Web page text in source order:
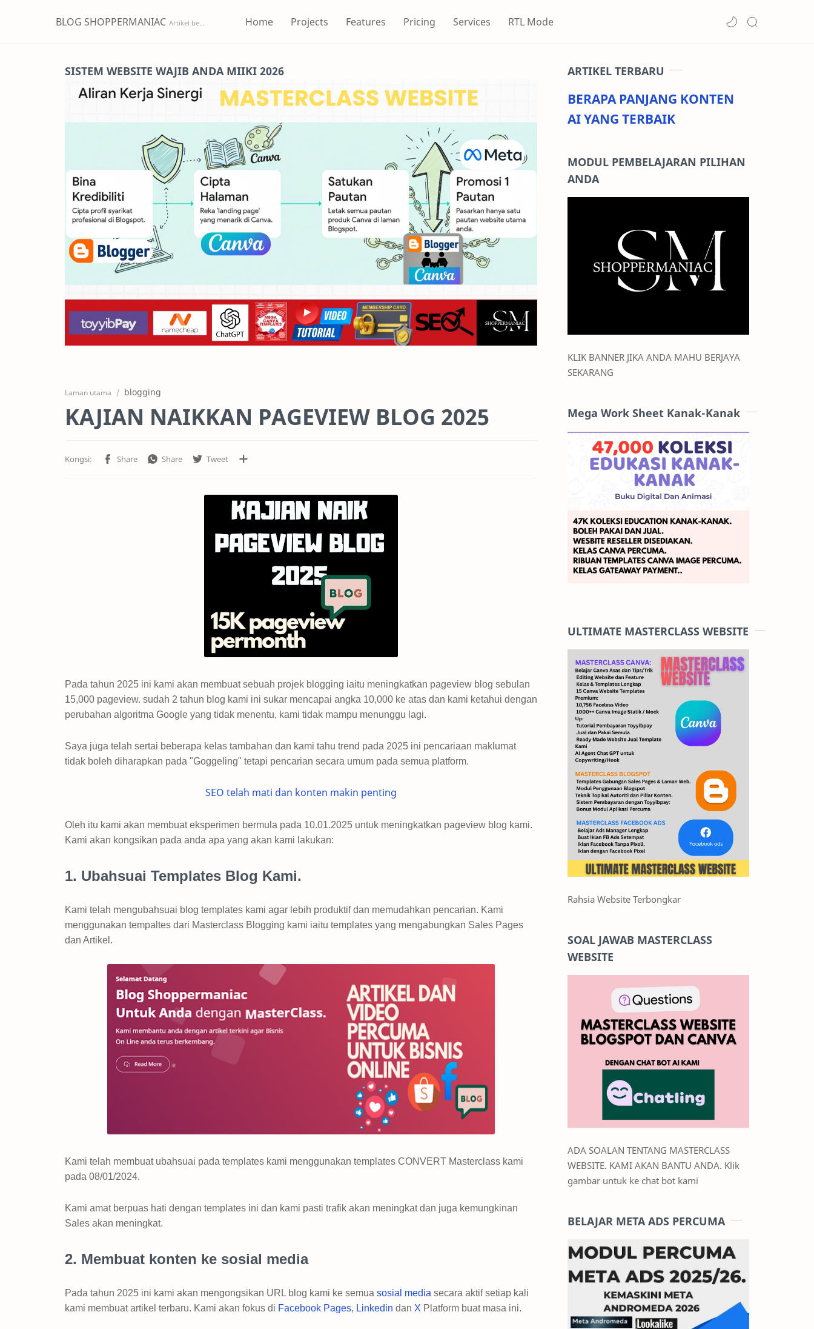
BLOG SHOPPERMANIAC Home Projects Features Pricing Services RTL Mode
SISTEM WEBSITE WAJIB ANDA MIIKI 2026
Laman utama blogging
KAJIAN NAIKKAN PAGEVIEW BLOG 2025
Pada tahun 2025 ini kami akan membuat sebuah projek blogging iaitu meningkatkan pageview blog sebulan
15,000 pageview. sudah 2 tahun blog kami ini sukar mencapai angka 10,000 ke atas dan kami ketahui dengan
perubahan algoritma Google yang tidak menentu, kami tidak mampu menunggu lagi.
Saya juga telah sertai beberapa kelas tambahan dan kami tahu trend pada 2025 ini pencariaan maklumat
tidak boleh diharapkan pada "Goggeling" tetapi pencarian secara umum pada semua platform.
SEO telah mati dan konten makin penting
Oleh itu kami akan membuat eksperimen bermula pada 10.01.2025 untuk meningkatkan pageview blog kami.
Kami akan kongsikan pada anda apa yang akan kami lakukan:
1. Ubahsuai Templates Blog Kami.
Kami telah mengubahsuai blog templates kami agar lebih produktif dan memudahkan pencarian. Kami
menggunakan tempaltes dari Masterclass Blogging kami iaitu templates yang mengabungkan Sales Pages
dan Artikel.
Kami telah membuat ubahsuai pada templates kami menggunakan templates CONVERT Masterclass kami
pada 08/01/2024.
Kami amat berpuas hati dengan templates ini dan kami pasti trafik akan meningkat dan juga kemungkinan
Sales akan meningkat.
2. Membuat konten ke sosial media
Pada tahun 2025 ini kami akan mengongsikan URL blog kami ke semua sosial media secara aktif setiap kali
kami membuat artikel terbaru. Kami akan fokus di Facebook Pages, Linkedin dan X Platform buat masa ini.
ARTIKEL TERBARU
BERAPA PANJANG KONTEN
AI YANG TERBAIK
MODUL PEMBELAJARAN PILIHAN
ANDA
KLIK BANNER JIKA ANDA MAHU BERJAYA
SEKARANG
Mega Work Sheet Kanak-Kanak
ULTIMATE MASTERCLASS WEBSITE
Rahsia Website Terbongkar
SOAL JAWAB MASTERCLASS
WEBSITE
ADA SOALAN TENTANG MASTERCLASS
WEBSITE. KAMI AKAN BANTU ANDA. Klik
gambar untuk ke chat bot kami
BELAJAR META ADS PERCUMA